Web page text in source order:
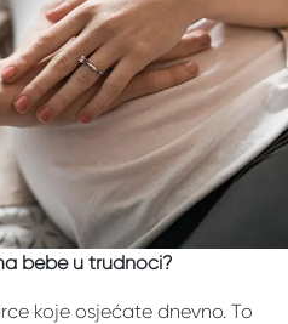
bebe u trudnoći?
koje osjećate dnevno. To